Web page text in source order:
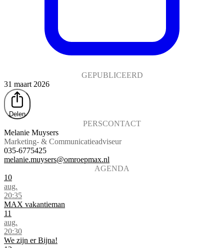
GEPUBLICEERD
31 maart 2026
Delen
PERSCONTACT
Melanie Muysers
Marketing- & Communicatieadviseur
035-6775425
melanie.muysers@omroepmax.nl
AGENDA
10
aug.
20:35
MAX vakantieman
11
aug.
20:30
We zijn er Bijna!